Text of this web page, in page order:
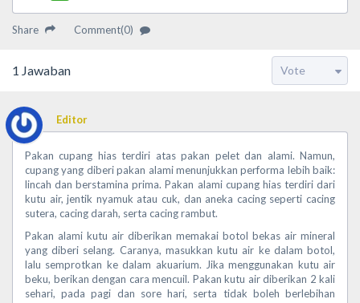
Share Comment(0)
1 Jawaban
Editor
Pakan cupang hias terdiri atas pakan pelet dan alami. Namun,
cupang yang diberi pakan alami menunjukkan performa lebih baik:
lincah dan berstamina prima. Pakan alami cupang hias terdiri dari
kutu air, jentik nyamuk atau cuk, dan aneka cacing seperti cacing
sutera, cacing darah, serta cacing rambut.
Pakan alami kutu air diberikan memakai botol bekas air mineral
yang diberi selang. Caranya, masukkan kutu air ke dalam botol,
lalu semprotkan ke dalam akuarium. Jika menggunakan kutu air
beku, berikan dengan cara mencuil. Pakan kutu air diberikan 2 kali
sehari, pada pagi dan sore hari, serta tidak boleh berlebihan